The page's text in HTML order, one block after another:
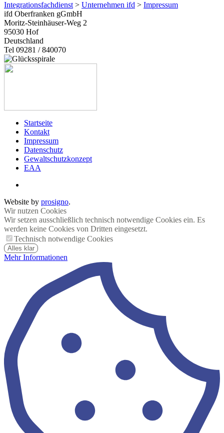
Integrationsfachdienst > Unternehmen ifd > Impressum
ifd Oberfranken gGmbH
Moritz-Steinhäuser-Weg 2
95030 Hof
Deutschland
Tel 09281 / 840070
Startseite
Kontakt
Impressum
Datenschutz
Gewaltschutzkonzept
EAA
Website by prosigno.
Wir nutzen Cookies
Wir setzen ausschließlich technisch notwendige Cookies ein. Es
werden keine Cookies von Dritten eingesetzt.
Technisch notwendige Cookies
Alles klar
Mehr Informationen